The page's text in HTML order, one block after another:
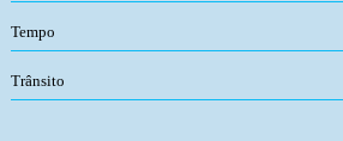
Tempo
Trânsito